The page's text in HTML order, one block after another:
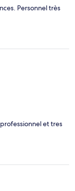
Personnel très
et tres